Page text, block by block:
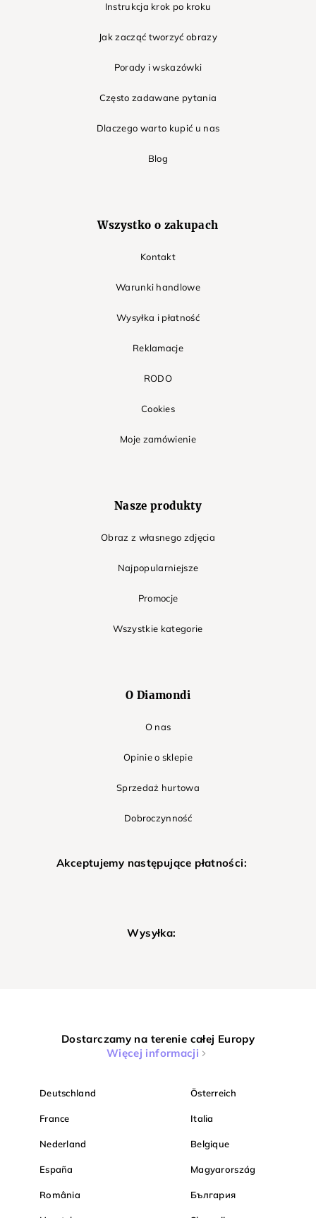
Instrukcja krok po kroku
Jak zacząć tworzyć obrazy
Porady i wskazówki
Często zadawane pytania
Dlaczego warto kupić u nas
Blog
Wszystko o zakupach
Kontakt
Warunki handlowe
Wysyłka i płatność
Reklamacje
RODO
Cookies
Moje zamówienie
Nasze produkty
Obraz z własnego zdjęcia
Najpopularniejsze
Promocje
Wszystkie kategorie
O Diamondi
O nas
Opinie o sklepie
Sprzedaż hurtowa
Dobroczynność
Akceptujemy następujące płatności:
Wysyłka:
Dostarczamy na terenie całej Europy
Więcej informacji
Deutschland Österreich
France Italia
Nederland Belgique
España Magyarország
România България